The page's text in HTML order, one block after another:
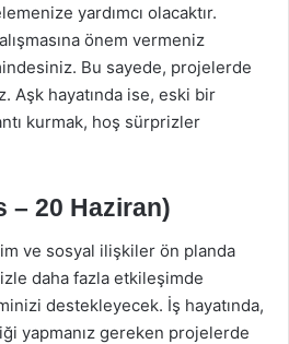
yardımcı olacaktır.
önem vermeniz
Bu sayede, projelerde
Aşk hayatında ise, eski bir
kurmak, hoş sürprizler
– 20 Haziran)
ve sosyal ilişkiler ön planda
daha fazla etkileşimde
destekleyecek. İş hayatında,
yapmanız gereken projelerde